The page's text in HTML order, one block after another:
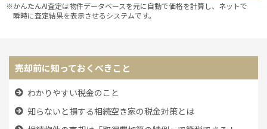
※かんたんAI査定は物件データベースを元に自動で価格を計算し、ネットで
瞬時に査定結果を表示させるシステムです。
売却前に知っておくべきこと
わかりやすい税金のこと
知らないと損する相続空き家の税金対策とは